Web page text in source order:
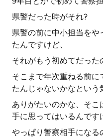
県警だった時がそれ?
県警の前に中小担当をや
たんですけど、
それがもう初めてだった
そこまで年次重ねる前に
たんじゃないかなという
ありがたいのかな、そ
手に思ってはいるんです
やっぱり警察相手になる